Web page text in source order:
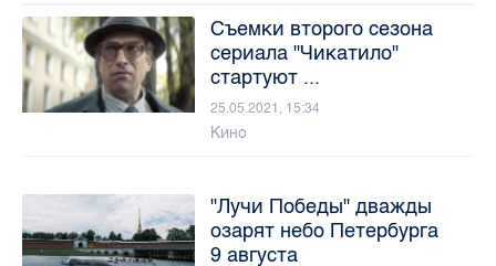
Съемки второго сезона
сериала "Чикатило"
стартуют ...
25.05.2021, 15:34
Кино
"Лучи Победы" дважды
озарят небо Петербурга
9 августа